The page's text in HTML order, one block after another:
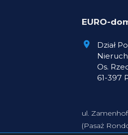
EURO-
Dział
Os.
61-397
ul.
(Pasaż